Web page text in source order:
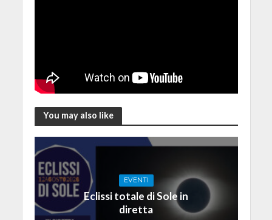
You may also like
EVENTI
Eclissi totale di Sole in
diretta